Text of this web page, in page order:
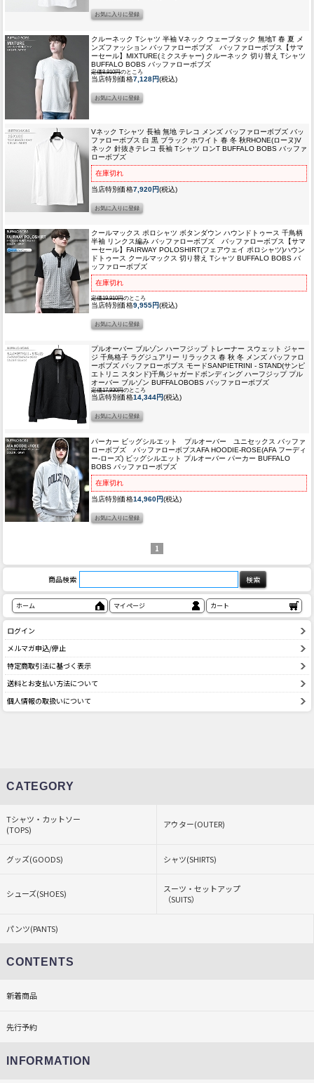
クルーネック Tシャツ 半袖 Vネック ウェーブタック 無地T 春 夏 メ
ンズファッション バッファローボブズ バッファローボブス
【サマ
ーセール】MIXTURE(ミクスチャー) クルーネック 切り替え Tシャツ
BUFFALO BOBS バッファローボブズ
定価8,910円のところ
当店特別価格7,128円(税込)
Vネック Tシャツ 長袖 無地 テレコ メンズ バッファローボブズ バッ
ファローボブス 白 黒 ブラック ホワイト 春 冬 秋RHONE(ローヌ)V
ネック 針抜きテレコ 長袖 Tシャツ ロンT BUFFALO BOBS バッファ
ローボブズ
在庫切れ
当店特別価格7,920円(税込)
クールマックス ポロシャツ ボタンダウン ハウンドトゥース 千鳥柄
半袖 リンクス編み バッファローボブズ バッファローボブス
【サマ
ーセール】FAIRWAY POLOSHIRT(フェアウェイ ポロシャツ)ハウン
ドトゥース クールマックス 切り替え Tシャツ BUFFALO BOBS バ
ッファローボブズ
在庫切れ
定価19,910円のところ
当店特別価格9,955円(税込)
プルオーバー ブルゾン ハーフジップ トレーナー スウェット ジャー
ジ 千鳥格子 ラグジュアリー リラックス 春 秋 冬 メンズ バッファロ
ーボブズ バッファローボブス モードSANPIETRINI - STAND(サンピ
エトリニ スタンド)千鳥ジャガードボンディング ハーフジップ プル
オーバー ブルゾン BUFFALOBOBS バッファローボブズ
定価17,930円のところ
当店特別価格14,344円(税込)
パーカー ビッグシルエット プルオーバー ユニセックス バッファ
ローボブズ バッファローボブスAFA HOODIE-ROSE(AFA フーディ
ー-ローズ) ビッグシルエット プルオーバー パーカー BUFFALO
BOBS バッファローボブズ
在庫切れ
当店特別価格14,960円(税込)
1
商品検索
ホーム マイページ カート
ログイン
メルマガ申込/停止
特定商取引法に基づく表示
送料とお支払い方法について
個人情報の取扱いについて
CATEGORY
Tシャツ・カットソー
(TOPS)
アウター(OUTER)
グッズ(GOODS) シャツ(SHIRTS)
シューズ(SHOES)
スーツ・セットアップ
（SUITS）
パンツ(PANTS)
CONTENTS
新着商品
先行予約
INFORMATION